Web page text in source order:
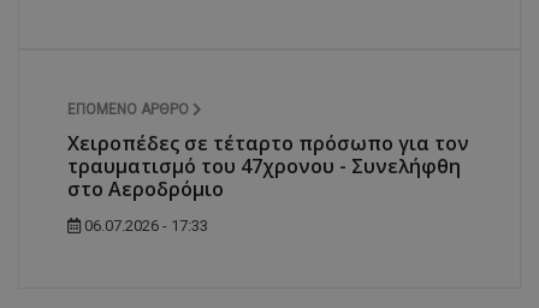
ΕΠΌΜΕΝΟ ΆΡΘΡΟ
Χειροπέδες σε τέταρτο πρόσωπο για τον
τραυματισμό του 47χρονου - Συνελήφθη
στο Αεροδρόμιο
06.07.2026 - 17:33